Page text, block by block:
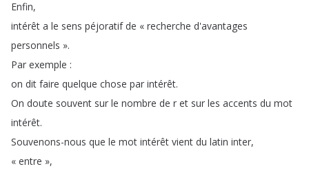
Enfin,
intérêt a le sens péjoratif de « recherche d'avantages
personnels ».
Par exemple :
on dit faire quelque chose par intérêt.
On doute souvent sur le nombre de r et sur les accents du mot
intérêt.
Souvenons-nous que le mot intérêt vient du latin inter,
« entre »,